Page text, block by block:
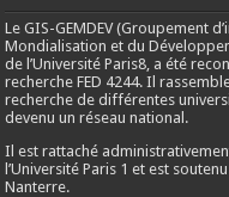
Le GIS-GEMDEV (Groupement
Mondialisation et du
de l’Université Paris8, a été
recherche FED 4244. Il
recherche de différentes
devenu un réseau national.
Il est rattaché
l’Université Paris 1 et est
Nanterre.